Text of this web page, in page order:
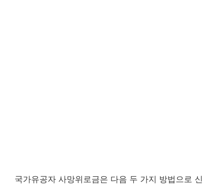
국가유공자 사망위로금은 다음 두 가지 방법으로 신